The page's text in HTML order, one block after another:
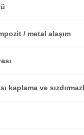
/ metal alaşım
kaplama ve